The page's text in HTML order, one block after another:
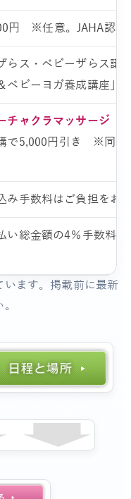
円 ※任意。JAHA認定
らス・ベビーザらス講
ベビーヨガ養成講座」
チャクラマッサージ
で5,000円引き ※同時
み手数料はご負担をお
い総金額の4％手数料
ます。掲載前に最新